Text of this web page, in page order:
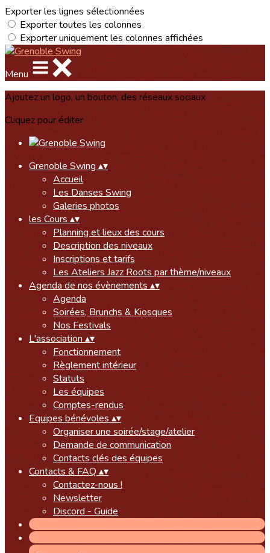
Exporter les lignes sélectionnées
Exporter toutes les colonnes
Exporter uniquement les colonnes affichées
Menu
Ajoutez un logo, un bouton, des réseaux sociaux
Cliquez pour éditer
Grenoble Swing ▴▾
Accueil
Les Danses Swing
Galeries photos
les Cours ▴▾
Planning et lieux des cours
Description des niveaux
Inscriptions et tarifs
Les Ateliers Jazz Roots par thème/niveaux
Agenda de nos évènements ▴▾
Agenda
Soirées, Brunchs & Kiosques
Nos Festivals
L'association▴▾
Fonctionnement
Règlement intérieur
Statuts
Les équipes
Comptes-rendus
Equipes bénévoles ▴▾
Organiser une soirée/stage/atelier
Demande de communication
Contacts clés des équipes
Contacts & FAQ ▴▾
Contactez-nous !
Newsletter
Discord - Guide